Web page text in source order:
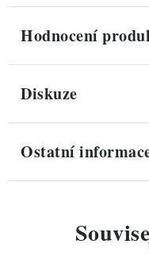
Hodnocení
Diskuze
Ostatní